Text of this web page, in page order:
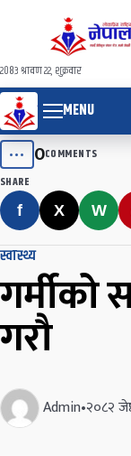
२०८३ श्रावण २२, शुक्रवार
MENU
••• 0COMMENTS
SHARE
f X W
स्वास्थ्य
गर्मीको
गरौ
Admin•२०८२